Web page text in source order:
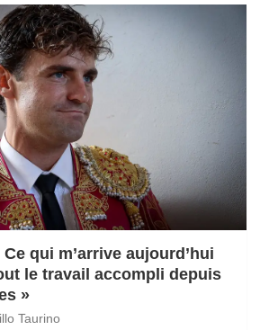
qui m’arrive aujourd’hui
le travail accompli depuis
»
Taurino